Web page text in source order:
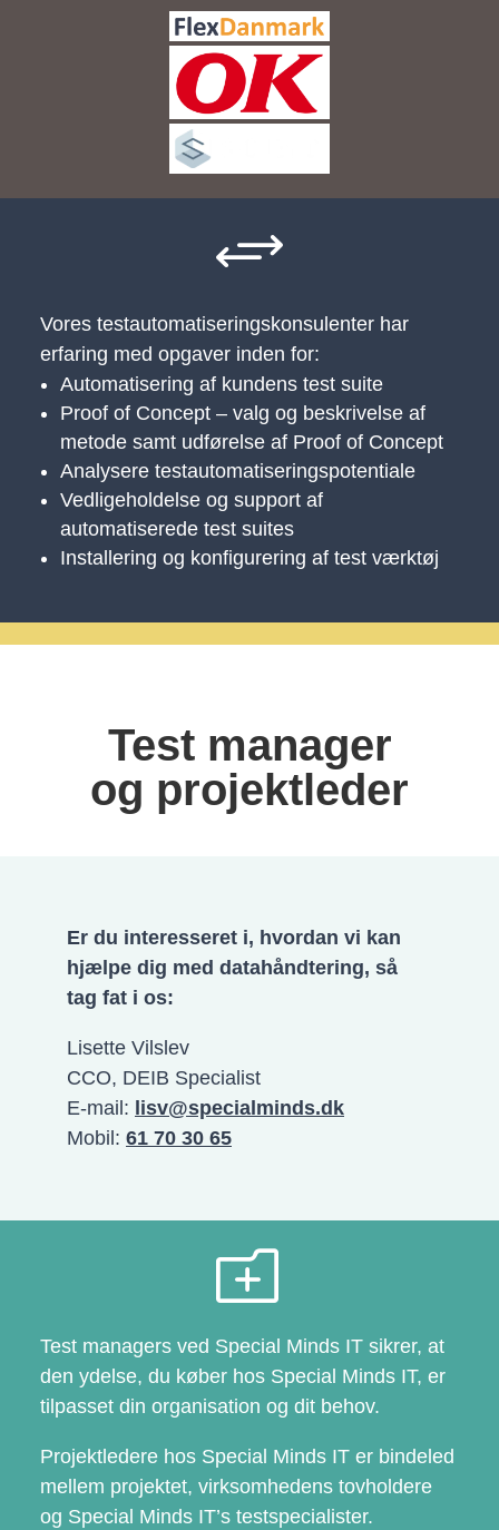
+
Vores testautomatiseringskonsulenter har
erfaring med opgaver inden for:
Automatisering af kundens test suite
Proof of Concept – valg og beskrivelse af
metode samt udførelse af Proof of Concept
Analysere testautomatiseringspotentiale
Vedligeholdelse og support af
automatiserede test suites
Installering og konfigurering af test værktøj
Test manager
og projektleder
Er du interesseret i, hvordan vi kan
hjælpe dig med datahåndtering, så
tag fat i os:
Lisette Vilslev
CCO, DEIB Specialist
E-mail: lisv@specialminds.dk
Mobil: 61 70 30 65
o
Test managers ved Special Minds IT sikrer, at
den ydelse, du køber hos Special Minds IT, er
tilpasset din organisation og dit behov.
Projektledere hos Special Minds IT er bindeled
mellem projektet, virksomhedens tovholdere
og Special Minds IT’s testspecialister.